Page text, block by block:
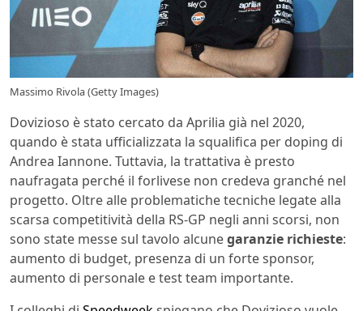
Massimo Rivola (Getty Images)
Dovizioso è stato cercato da Aprilia già nel 2020,
quando è stata ufficializzata la squalifica per doping di
Andrea Iannone. Tuttavia, la trattativa è presto
naufragata perché il forlivese non credeva granché nel
progetto. Oltre alle problematiche tecniche legate alla
scarsa competitività della RS-GP negli anni scorsi, non
sono state messe sul tavolo alcunegaranzie richieste:
aumento di budget, presenza di un forte sponsor,
aumento di personale e test team importante.